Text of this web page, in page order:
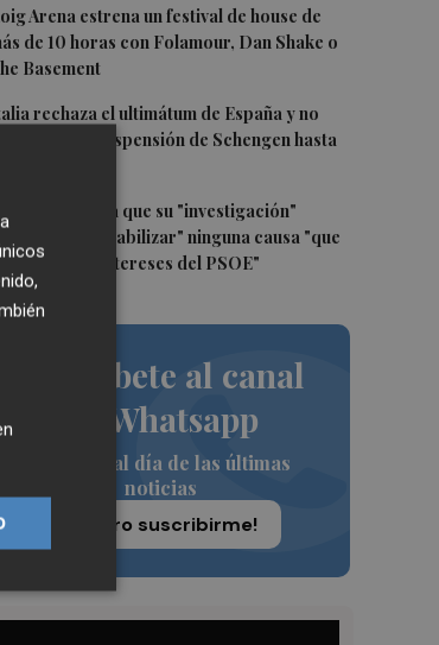
Arena estrena un festival de house de
de 10 horas con Folamour, Dan Shake o
Basement
rechaza el ultimátum de España y no
reevaluará la suspensión de Schengen hasta
Leire Díez niega que su "investigación"
buscara "desestabilizar" ninguna causa "que
a los intereses del PSOE"
Suscríbete al canal
de Whatsapp
Siempre al día de las últimas
noticias
¡Quiero suscribirme!